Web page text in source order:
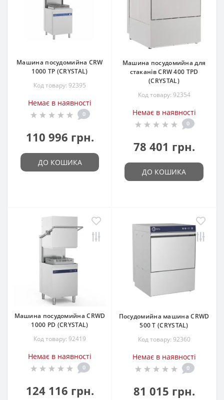
Машина посудомийна CRW
1000 TP (CRYSTAL)
Код товару: 92395
Немає в наявності
0
110 996 грн.
ДО КОШИКА
Машина посудомийна для
стаканів CRW 400 TPD
(CRYSTAL)
Код товару: 92354
Немає в наявності
0
78 401 грн.
ДО КОШИКА
Машина посудомийна CRWD
1000 PD (CRYSTAL)
Код товару: 92419
Немає в наявності
0
124 116 грн.
Посудомийна машина CRWD
500 T (CRYSTAL)
Код товару: 92360
Немає в наявності
0
81 015 грн.